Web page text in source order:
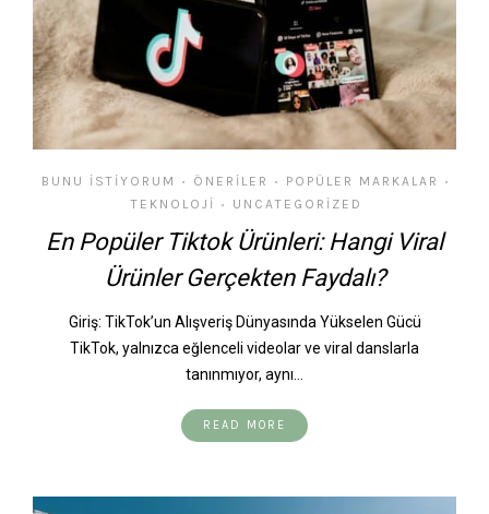
BUNU İSTIYORUM • ÖNERILER • POPÜLER MARKALAR •
TEKNOLOJI • UNCATEGORIZED
En Popüler Tiktok Ürünleri: Hangi Viral
Ürünler Gerçekten Faydalı?
Giriş: TikTok’un Alışveriş Dünyasında Yükselen Gücü
TikTok, yalnızca eğlenceli videolar ve viral danslarla
tanınmıyor, aynı…
READ MORE